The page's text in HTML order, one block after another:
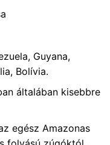
Guyana,
Bolívia.
általában kisebbre
egész Amazonas